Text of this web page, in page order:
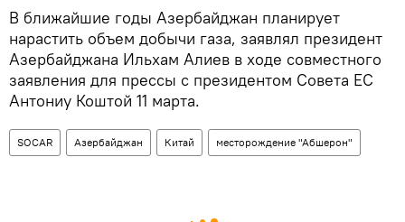
В ближайшие годы Азербайджан планирует
нарастить объем добычи газа, заявлял президент
Азербайджана Ильхам Алиев в ходе совместного
заявления для прессы с президентом Совета ЕС
Антониу Коштой 11 марта.
SOCAR Азербайджан Китай месторождение "Абшерон"